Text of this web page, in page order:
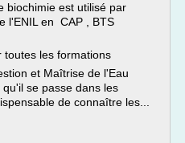
biochimie est utilisé par
l'ENIL en CAP , BTS
toutes les formations
et Maîtrise de l'Eau
se passe dans les
de connaître les...